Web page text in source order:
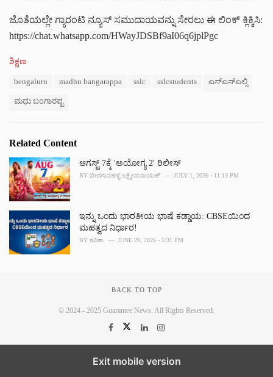
ಜೊತೆಯಲ್ಲೇ ಗ್ಯಾರಂಟಿ ನ್ಯೂಸ್ ಸಮುದಾಯವನ್ನು ಸೇರಲು ಈ ಲಿಂಕ್ ಕ್ಲಿಕ್ಕಿಸಿ:
https://chat.whatsapp.com/HWayJDSBf9aI06q6jplPgc
C
e
s
:
ಶಿಕ್ಷಣ
bengaluru madhu bangarappa sslc sslcstudents ಎಸ್ಎಸ್ಎಲ್ಸಿ
ಮಧು ಬಂಗಾರಪ್ಪ
Related Content
ಆಗಸ್ಟ್ 7ಕ್ಕೆ 'ಅಯೋಗ್ಯ 2' ರಿಲೀಸ್
BY ಬೀರಗಾನಹಳ್ಳಿ ಲಕ್ಷ್ಮೀನಾರಾಯಣ್ JULY 1, 2026 - 11:13 PM
ಇನ್ನು ಒಂದು ಭಾರತೀಯ ಭಾಷೆ ಕಡ್ಡಾಯ: CBSEಯಿಂದ
ಮಹತ್ವದ ನಿರ್ಧಾರ!
BY ಕವಿತಾ JUNE 29, 2026 - 5:31 PM
BACK TO TOP
© 2024 - 2025 Guarantee News. All Rights Reserved.
Exit mobile version